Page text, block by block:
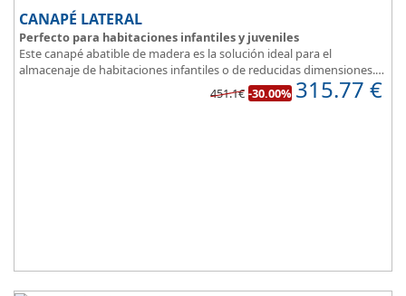
CANAPÉ LATERAL
Perfecto para habitaciones infantiles y juveniles
Este canapé abatible de madera es la solución ideal para el
almacenaje de habitaciones infantiles o de reducidas dimensiones.
Con esquinas redondeadas, que facilitan el paso en pequeñas
451.1€ -30.00% 315.77 €